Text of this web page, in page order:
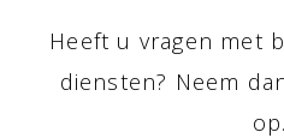
Heeft u vragen met
diensten? Neem
op.